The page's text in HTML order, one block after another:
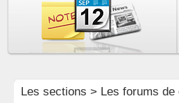
Les sections > Les forums